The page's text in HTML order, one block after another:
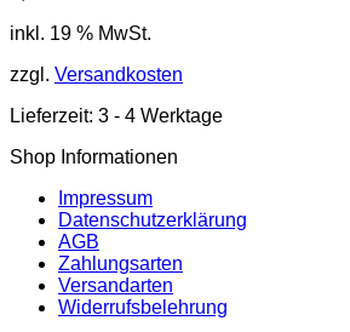
inkl. 19 % MwSt.
zzgl. Versandkosten
Lieferzeit: 3 - 4 Werktage
Shop Informationen
Impressum
Datenschutzerklärung
AGB
Zahlungsarten
Versandarten
Widerrufsbelehrung